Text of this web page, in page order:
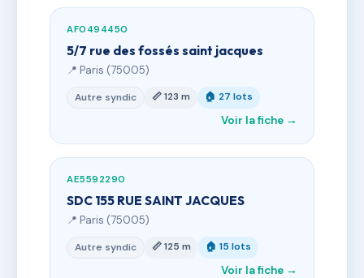
AF0494450
5/7 rue des fossés saint jacques
📍 Paris (75005)
Autre syndic 📏 123 m 🏠 27 lots
Voir la fiche →
AE5592290
SDC 155 RUE SAINT JACQUES
📍 Paris (75005)
Autre syndic 📏 125 m 🏠 15 lots
Voir la fiche →